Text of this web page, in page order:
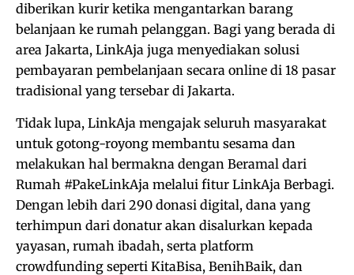
diberikan kurir ketika mengantarkan barang
belanjaan ke rumah pelanggan. Bagi yang berada di
area Jakarta, LinkAja juga menyediakan solusi
pembayaran pembelanjaan secara online di 18 pasar
tradisional yang tersebar di Jakarta.
Tidak lupa, LinkAja mengajak seluruh masyarakat
untuk gotong-royong membantu sesama dan
melakukan hal bermakna dengan Beramal dari
Rumah #PakeLinkAja melalui fitur LinkAja Berbagi.
Dengan lebih dari 290 donasi digital, dana yang
terhimpun dari donatur akan disalurkan kepada
yayasan, rumah ibadah, serta platform
crowdfunding seperti KitaBisa, BenihBaik, dan